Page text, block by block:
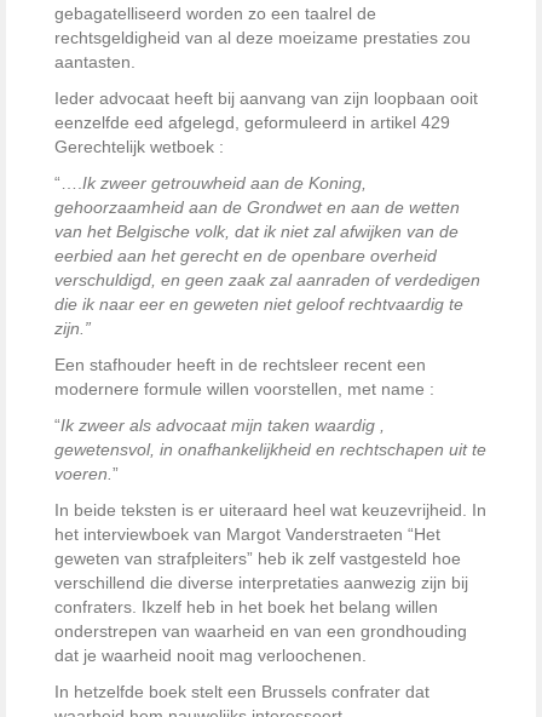
gebagatelliseerd worden zo een taalrel de
rechtsgeldigheid van al deze moeizame prestaties zou
aantasten.
Ieder advocaat heeft bij aanvang van zijn loopbaan ooit
eenzelfde eed afgelegd, geformuleerd in artikel 429
Gerechtelijk wetboek :
“…. Ik zweer getrouwheid aan de Koning,
gehoorzaamheid aan de Grondwet en aan de wetten
van het Belgische volk, dat ik niet zal afwijken van de
eerbied aan het gerecht en de openbare overheid
verschuldigd, en geen zaak zal aanraden of verdedigen
die ik naar eer en geweten niet geloof rechtvaardig te
zijn.”
Een stafhouder heeft in de rechtsleer recent een
modernere formule willen voorstellen, met name :
“Ik zweer als advocaat mijn taken waardig ,
gewetensvol, in onafhankelijkheid en rechtschapen uit te
voeren. ”
In beide teksten is er uiteraard heel wat keuzevrijheid. In
het interviewboek van Margot Vanderstraeten “Het
geweten van strafpleiters” heb ik zelf vastgesteld hoe
verschillend die diverse interpretaties aanwezig zijn bij
confraters. Ikzelf heb in het boek het belang willen
onderstrepen van waarheid en van een grondhouding
dat je waarheid nooit mag verloochenen.
In hetzelfde boek stelt een Brussels confrater dat